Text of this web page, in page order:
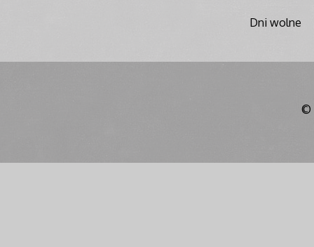
Dni wolne
©